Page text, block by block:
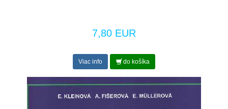
7,80 EUR
Viac info do košíka